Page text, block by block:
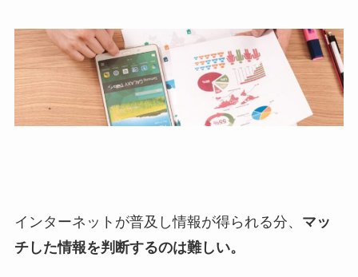
インターネットが普及し情報が得られる分、 マッ
チした情報を判断するのは難しい。